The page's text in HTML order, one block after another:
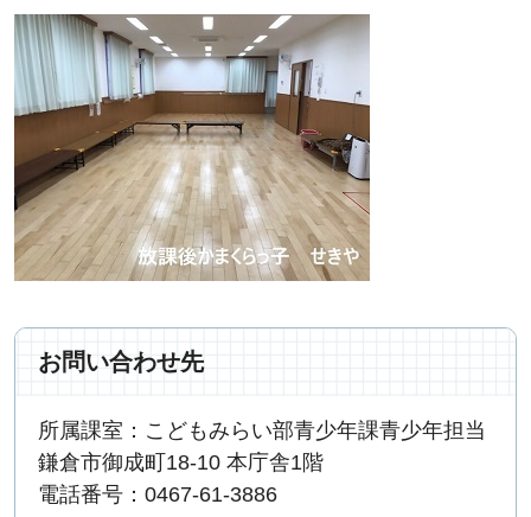
お問い合わせ先
所属課室：こどもみらい部青少年課青少年担当
鎌倉市御成町18-10 本庁舎1階
電話番号：0467-61-3886